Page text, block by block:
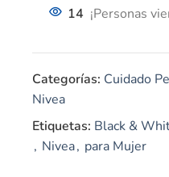
14 ¡Personas
Categorías: Cuidado
Nivea
Etiquetas: Black &
, Nivea, para Mujer